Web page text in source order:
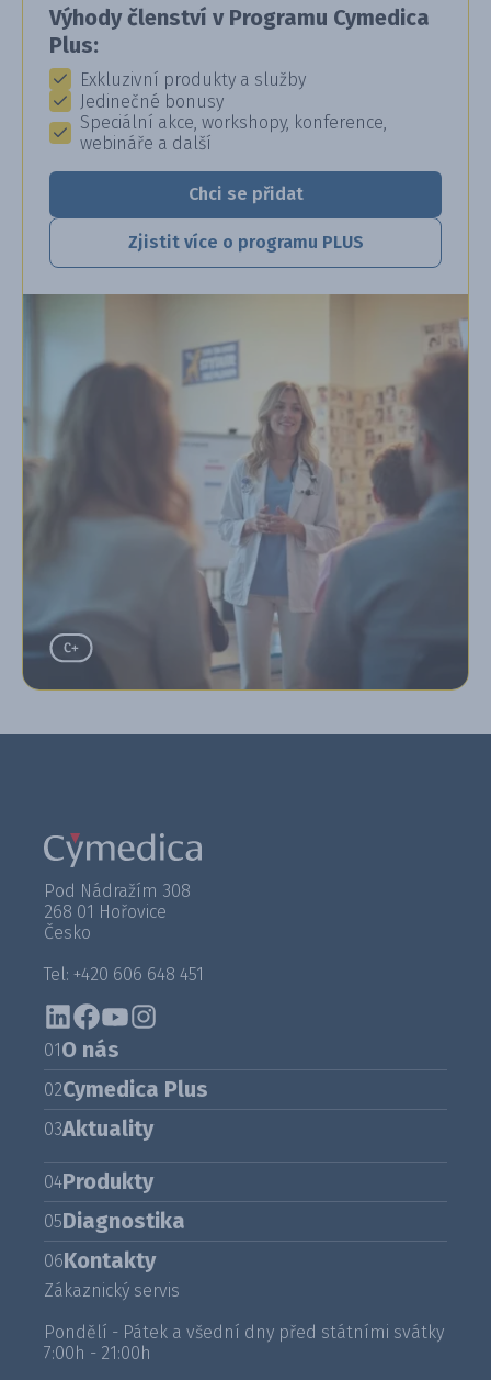
Výhody členství v Programu Cymedica
Plus:
Exkluzivní produkty a služby
Jedinečné bonusy
Speciální akce, workshopy, konference,
webináře a další
Chci se přidat
Zjistit více o programu PLUS
Pod Nádražím 308
268 01 Hořovice
Česko
Tel: +420 606 648 451
01O nás
02Cymedica Plus
03Aktuality
04Produkty
05Diagnostika
06Kontakty
Zákaznický servis
Pondělí - Pátek a všední dny před státními svátky
7:00h - 21:00h